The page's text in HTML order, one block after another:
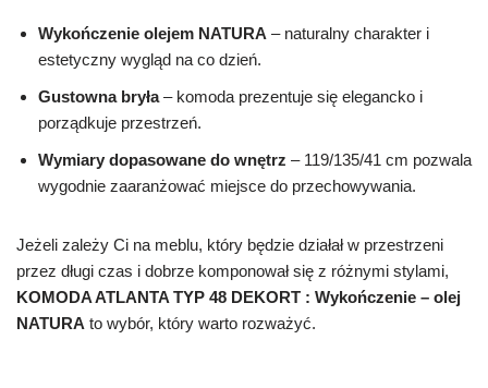
Wykończenie olejem NATURA – naturalny charakter i
estetyczny wygląd na co dzień.
Gustowna bryła– komoda prezentuje się elegancko i
porządkuje przestrzeń.
Wymiary dopasowane do wnętrz – 119/135/41 cm pozwala
wygodnie zaaranżować miejsce do przechowywania.
Jeżeli zależy Ci na meblu, który będzie działał w przestrzeni
przez długi czas i dobrze komponował się z różnymi stylami,
KOMODA ATLANTA TYP 48 DEKORT : Wykończenie – olej
NATURA to wybór, który warto rozważyć.